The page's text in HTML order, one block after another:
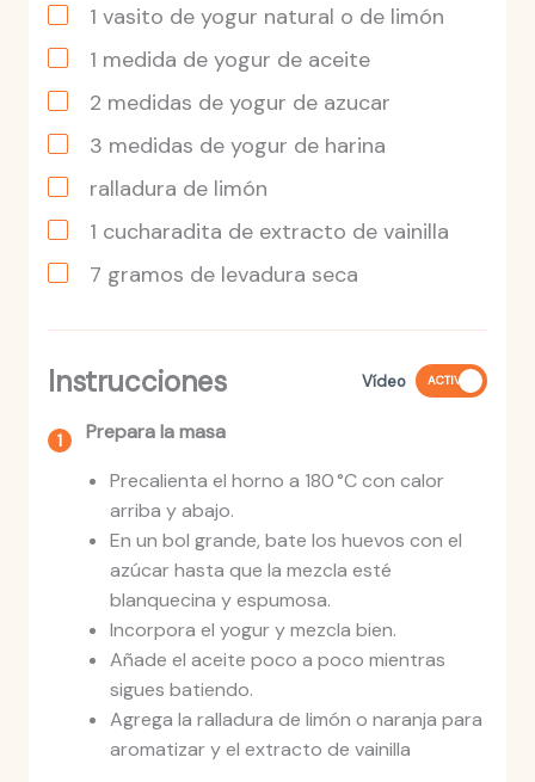
1 vasito de yogur natural o de limón
1 medida de yogur de aceite
2 medidas de yogur de azucar
3 medidas de yogur de harina
ralladura de limón
1 cucharadita de extracto de vainilla
7 gramos de levadura seca
Instrucciones Vídeo ACTIVO
Prepara la masa
Precalienta el horno a 180 °C con calor
arriba y abajo.
En un bol grande, bate los huevos con el
azúcar hasta que la mezcla esté
blanquecina y espumosa.
Incorpora el yogur y mezcla bien.
Añade el aceite poco a poco mientras
sigues batiendo.
Agrega la ralladura de limón o naranja para
aromatizar y el extracto de vainilla